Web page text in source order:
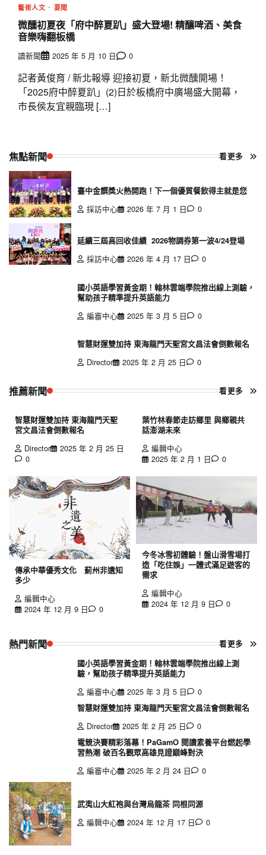
藝術人文 要聞
微醺初夏夜「府中醉夏趴」盛大登場! 精釀啤酒、美食
音樂嗨翻板橋
讀新聞 2025 年 5 月 10 日 0
記者黃俊育 / 新北報導 迎接初夏，新北微醺開場！
「2025府中醉夏趴」(2)日於板橋府中廣場盛大開幕，
市長侯友宜親臨現 […]
焦點新聞 看更多
臺中金饌獎火熱開跑！下一個優質餐飲得主就是您
採訪中心
2026 年 7 月 1 日 0
延續三屆高回收佳績 2026物調券第一波4/24登場
採訪中心
2026 年 4 月 17 日 0
國小英語學習黃金期！翰林雲端學院推出線上測驗，
幫助孩子精準提升英語能力
編審中心
2025 年 3 月 5 日 0
智慧財運雙加持 東海龍門天聖宮文昌法會倒數報名
Director
2025 年 2 月 25 日 0
推薦新聞 看更多
智慧財運雙加持 東海龍門天聖
宮文昌法會倒數報名
Director
2025 年 2 月 25 日
0
葉竹林春節走訪鄉里 與鄉親共
話澎湖未來
編輯中心
2025 年 2 月 1 日
0
傳承中華優秀文化 薊州非遺知
多少
編輯中心
2024 年 12 月 9 日
0
今冬冰雪初體驗！盤山滑雪場打
造「吃住娛」一體式滿足遊客的
需求
編輯中心
2024 年 12 月 9 日
0
熱門新聞 看更多
國小英語學習黃金期！翰林雲端學院推出線上測
驗，幫助孩子精準提升英語能力
編審中心
2025 年 3 月 5 日
0
智慧財運雙加持 東海龍門天聖宮文昌法會倒數報名
Director
2025 年 2 月 25 日
0
電競決賽精彩落幕！PaGamO 閱讀素養平台燃起學
習熱潮 破百名觀眾高雄見證巔峰對決
編審中心
2025 年 2 月 24 日 0
武夷山大紅袍與台灣烏龍茶 同根同源
編輯中心
2024 年 12 月 17 日 0